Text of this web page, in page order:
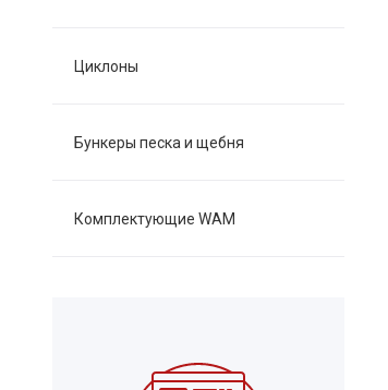
Циклоны
Бункеры песка и щебня
Комплектующие WAM